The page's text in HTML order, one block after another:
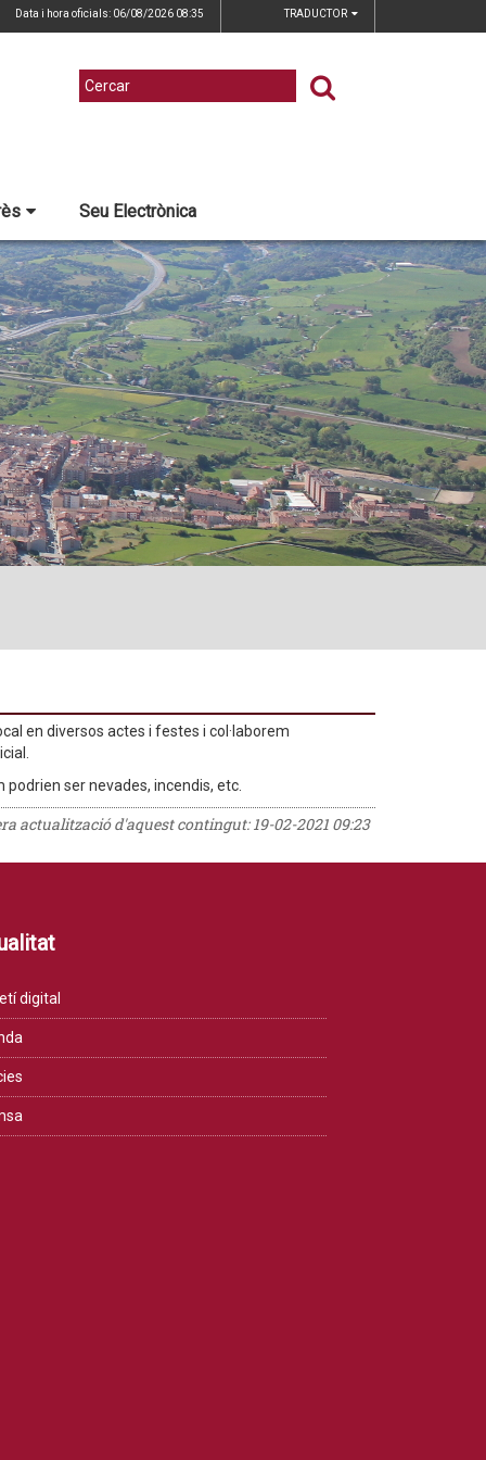
Data i hora oficials: 06/08/2026 08:35 TRADUCTOR
Seu Electrònica
en diversos actes i festes i col·laborem
ser nevades, incendis, etc.
actualització d'aquest contingut:19-02-2021 09:23
digital